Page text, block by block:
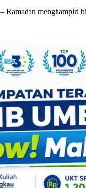
Ramadan menghampiri